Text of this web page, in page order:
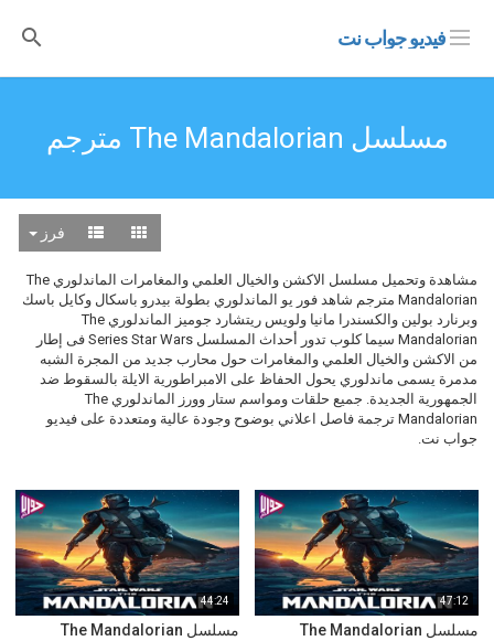
فيديو جواب نت
مسلسل The Mandalorian مترجم
فرز
مشاهدة وتحميل مسلسل الاكشن والخيال العلمي والمغامرات الماندلوري The
Mandalorian مترجم شاهد فور يو الماندلوري بطولة بيدرو باسكال وكايل باسك
وبرنارد بولين والكسندرا مانيا ولويس ريتشارد جوميز الماندلوري The
Mandalorian سيما كلوب تدور أحداث المسلسل Series Star Wars فى إطار
من الاكشن والخيال العلمي والمغامرات حول محارب جديد من المجرة الشبه
مدمرة يسمى ماندلوري يحول الحفاظ على الامبراطورية الايلة بالسقوط ضد
الجمهورية الجديدة. جميع حلقات ومواسم ستار وورز الماندلوري The
Mandalorian ترجمة فاصل اعلاني بوضوح وجودة عالية ومتعددة على فيديو
جواب نت.
47:12
مسلسل The Mandalorian
44:24
مسلسل The Mandalorian